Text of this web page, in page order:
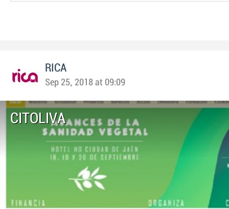
RICA
Sep 25, 2018 at 09:09
CITOLIVA